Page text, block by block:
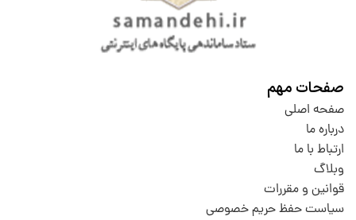
صفحات مهم
صفحه اصلی
درباره ما
ارتباط با ما
وبلاگ
قوانین و مقررات
سیاست حفظ حریم خصوصی